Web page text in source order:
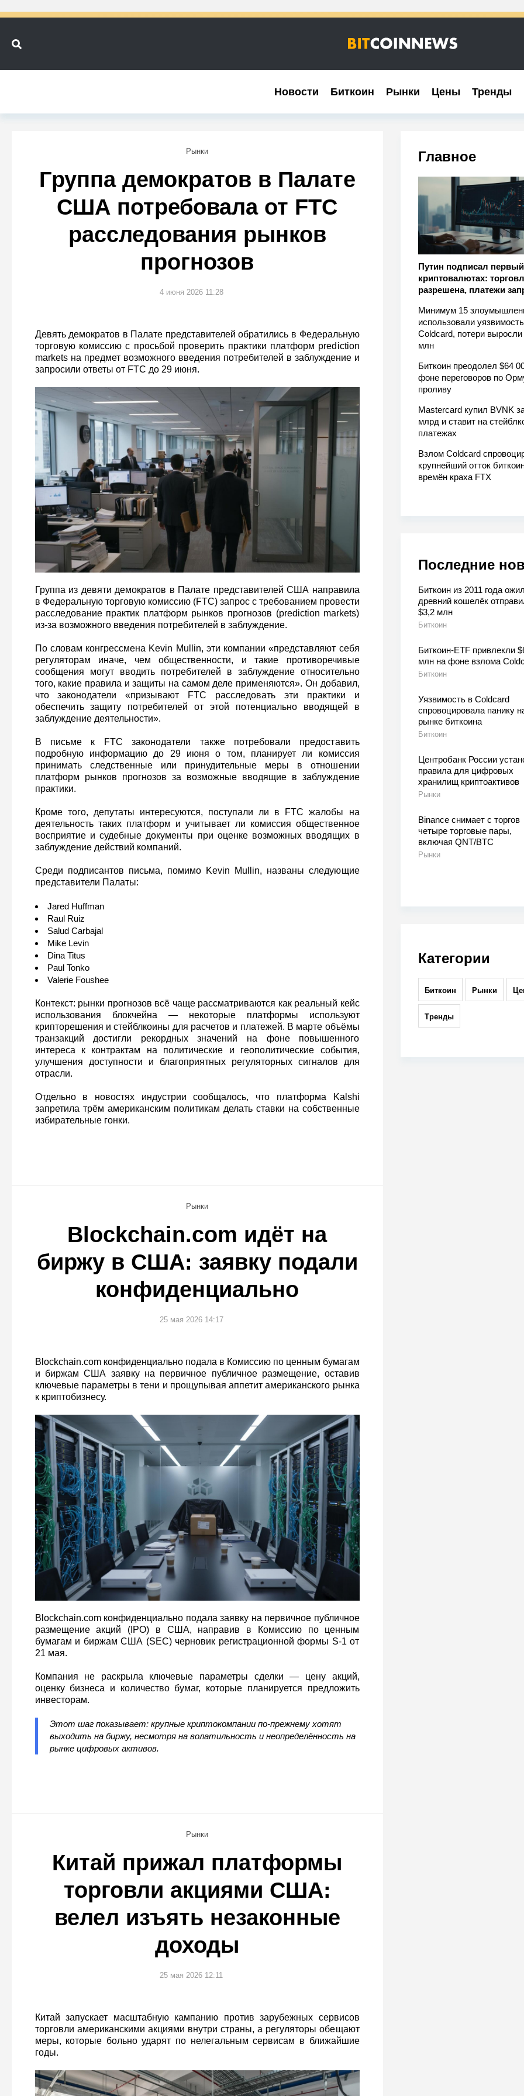
Новости Биткоин Рынки Цены Тренды
Новости Биткоин Рынки Цены Тренды
Главное
Путин подписал первый
криптовалютах:
разрешена, платежи
Минимум 15
использовали уязвимость
Coldcard, потери
млн
Биткоин преодолел $64
фоне переговоров по
проливу
Mastercard купил BVNK
млрд и ставит на
платежах
Взлом Coldcard
крупнейший отток
времён краха FTX
Последние
Биткоин из 2011 года
древний кошелёк
$3,2 млн
Биткоин
Биткоин-ETF привлекли
млн на фоне взлома
Биткоин
Уязвимость в Coldcard
спровоцировала панику
рынке биткоина
Биткоин
Центробанк России
правила для цифровых
хранилищ криптоактивов
Рынки
Binance снимает с торгов
четыре торговые пары,
включая QNT/BTC
Рынки
Категории
Биткоин Рынки
Тренды
Рынки
Группа демократов в Палате
США потребовала от FTC
расследования рынков
прогнозов
4 июня 2026 11:28
Девять демократов в Палате представителей обратились в Федеральную
торговую комиссию с просьбой проверить практики платформ prediction
markets на предмет возможного введения потребителей в заблуждение и
запросили ответы от FTC до 29 июня.
Группа из девяти демократов в Палате представителей США направила
в Федеральную торговую комиссию (FTC) запрос с требованием провести
расследование практик платформ рынков прогнозов (prediction markets)
из‑за возможного введения потребителей в заблуждение.
По словам конгрессмена Kevin Mullin, эти компании «представляют себя
регуляторам иначе, чем общественности, и такие противоречивые
сообщения могут вводить потребителей в заблуждение относительно
того, какие правила и защиты на самом деле применяются». Он добавил,
что законодатели «призывают FTC расследовать эти практики и
обеспечить защиту потребителей от этой потенциально вводящей в
заблуждение деятельности».
В письме к FTC законодатели также потребовали предоставить
подробную информацию до 29 июня о том, планирует ли комиссия
принимать следственные или принудительные меры в отношении
платформ рынков прогнозов за возможные вводящие в заблуждение
практики.
Кроме того, депутаты интересуются, поступали ли в FTC жалобы на
деятельность таких платформ и учитывает ли комиссия общественное
восприятие и судебные документы при оценке возможных вводящих в
заблуждение действий компаний.
Среди подписантов письма, помимо Kevin Mullin, названы следующие
представители Палаты:
Jared Huffman
Raul Ruiz
Salud Carbajal
Mike Levin
Dina Titus
Paul Tonko
Valerie Foushee
Контекст: рынки прогнозов всё чаще рассматриваются как реальный кейс
использования блокчейна — некоторые платформы используют
крипторешения и стейблкоины для расчетов и платежей. В марте объёмы
транзакций достигли рекордных значений на фоне повышенного
интереса к контрактам на политические и геополитические события,
улучшения доступности и благоприятных регуляторных сигналов для
отрасли.
Отдельно в новостях индустрии сообщалось, что платформа Kalshi
запретила трём американским политикам делать ставки на собственные
избирательные гонки.
Рынки
Blockchain.com идёт на
биржу в США: заявку подали
конфиденциально
25 мая 2026 14:17
Blockchain.com конфиденциально подала в Комиссию по ценным бумагам
и биржам США заявку на первичное публичное размещение, оставив
ключевые параметры в тени и прощупывая аппетит американского рынка
к криптобизнесу.
Blockchain.com конфиденциально подала заявку на первичное публичное
размещение акций (IPO) в США, направив в Комиссию по ценным
бумагам и биржам США (SEC) черновик регистрационной формы S‑1 от
21 мая.
Компания не раскрыла ключевые параметры сделки — цену акций,
оценку бизнеса и количество бумаг, которые планируется предложить
инвесторам.
Этот шаг показывает: крупные криптокомпании по-прежнему хотят
выходить на биржу, несмотря на волатильность и неопределённость на
рынке цифровых активов.
Рынки
Китай прижал платформы
торговли акциями США:
велел изъять незаконные
доходы
25 мая 2026 12:11
Китай запускает масштабную кампанию против зарубежных сервисов
торговли американскими акциями внутри страны, а регуляторы обещают
меры, которые больно ударят по нелегальным сервисам в ближайшие
годы.